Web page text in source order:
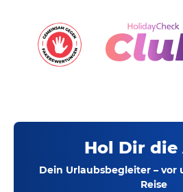
Hol Dir die
Dein Urlaubsbegleiter – vor
Reise